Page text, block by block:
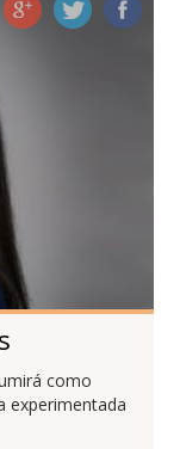
como
experimentada